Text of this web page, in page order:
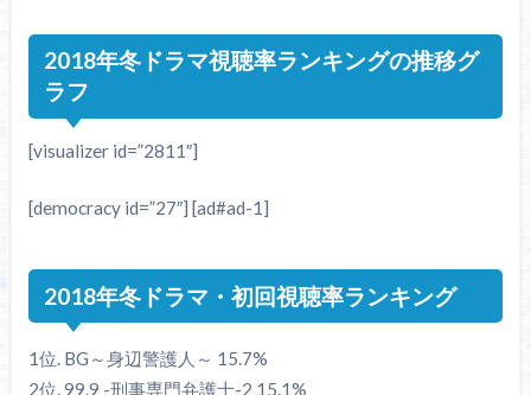
2018年冬ドラマ視聴率ランキングの推移グ
ラフ
[visualizer id=”2811″]
[democracy id=”27″] [ad#ad-1]
2018年冬ドラマ・初回視聴率ランキング
1位. BG～身辺警護人～ 15.7%
2位. 99.9 -刑事専門弁護士-2 15.1%